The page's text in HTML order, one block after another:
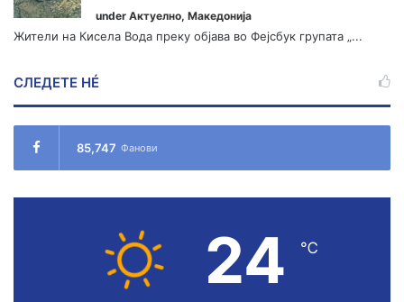
under Актуелно, Македонија
Жители на Кисела Вода преку објава во Фејсбук групата „...
СЛЕДЕТЕ НÉ
85,747 Фанови
24 ℃